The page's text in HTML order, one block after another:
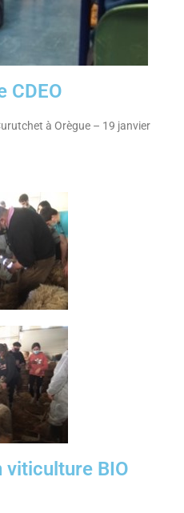
CDEO
à Orègue – 19 janvier
viticulture BIO